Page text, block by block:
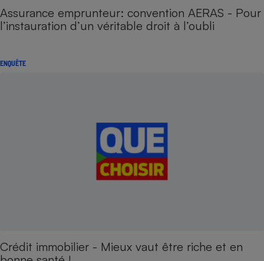
Assurance emprunteur: convention AERAS - Pour
l’instauration d’un véritable droit à l’oubli
ENQUÊTE
Crédit immobilier - Mieux vaut être riche et en